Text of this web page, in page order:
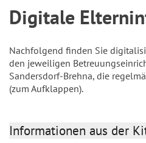
Digitale
Nachfolgend finden Sie
den jeweiligen
Sandersdorf-Brehna, die
(zum Aufklappen).
Informationen aus der